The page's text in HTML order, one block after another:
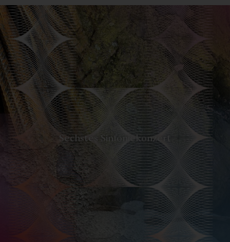
Sechstes Sinfoniekonzert